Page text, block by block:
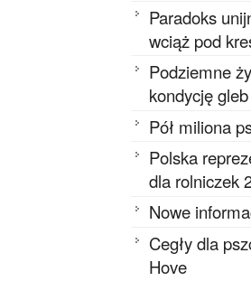
Paradoks
wciąż pod
Podziemne
kondycję gleb
Pół miliona
Polska
dla rolniczek
Nowe
Cegły dla
Hove